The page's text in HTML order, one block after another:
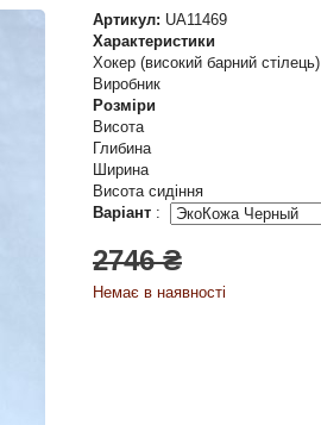
Артикул: UA11469
Характеристики
Хокер (високий барний стілець)
Виробник
Розміри
Висота
Глибина
Ширина
Висота сидіння
Варіант :
2746 ₴
Немає в наявності